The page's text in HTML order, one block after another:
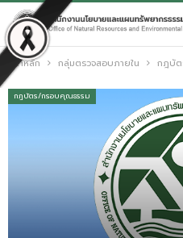
หน้าหลัก กลุ่มตรวจสอบภายใน กฎบั
กฎบัตร/กรอบคุณธรรม